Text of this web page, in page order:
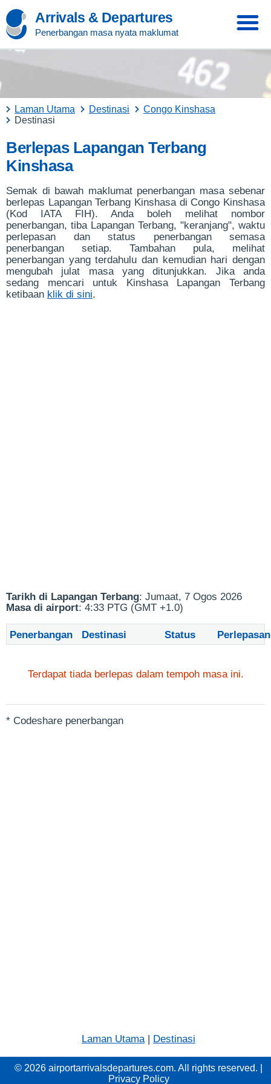
Arrivals & Departures
Penerbangan masa nyata maklumat
Laman Utama Destinasi
Congo Kinshasa
Destinasi
Berlepas Lapangan Terbang
Kinshasa
Semak di bawah maklumat penerbangan masa sebenar
berlepas Lapangan Terbang Kinshasa di Congo Kinshasa
(Kod IATA FIH). Anda boleh melihat nombor
penerbangan, tiba Lapangan Terbang, "keranjang", waktu
perlepasan dan status penerbangan semasa
penerbangan setiap. Tambahan pula, melihat
penerbangan yang terdahulu dan kemudian hari dengan
mengubah julat masa yang ditunjukkan. Jika anda
sedang mencari untuk Kinshasa Lapangan Terbang
ketibaan klik di sini.
Tarikh di Lapangan Terbang: Jumaat, 7 Ogos 2026
Masa di airport: 4:33 PTG (GMT +1.0)
Penerbangan Destinasi Status Perlepasan
Terdapat tiada berlepas dalam tempoh masa ini.
* Codeshare penerbangan
Laman Utama| Destinasi
© 2026 airportarrivalsdepartures.com. All rights reserved. |
Privacy Policy